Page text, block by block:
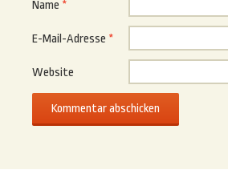
Name *
E-Mail-Adresse *
Website